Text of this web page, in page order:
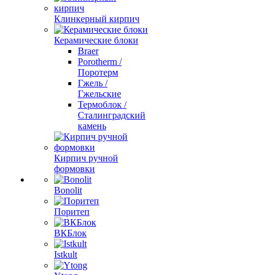
Клинкерный кирпич
Керамические блоки
Braer
Porotherm /
Поротерм
Гжель /
Гжельские
Термоблок /
Сталинградский
камень
Кирпич ручной
формовки
Bonolit
Поритеп
ВКБлок
Istkult